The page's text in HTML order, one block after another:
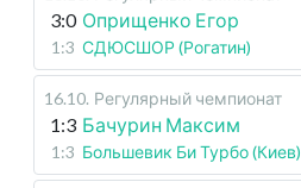
3:0 Оприщенко Егор
1:3 СДЮСШОР (Рогатин)
16.10. Регулярный чемпионат
1:3 Бачурин Максим
1:3 Большевик Би Турбо (Киев)